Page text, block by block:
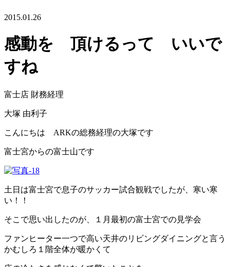
2015.01.26
感動を 頂けるって いいで
すね
富士店 財務経理
大塚 由利子
こんにちは ARKの総務経理の大塚です
富士宮からの富士山です
土日は富士宮で息子のサッカー試合観戦でしたが、寒い寒
い！！
そこで思い出したのが、１月最初の富士宮での見学会
ファンヒーター一つで高い天井のリビングダイニングと言う
かむしろ１階全体が暖かくて